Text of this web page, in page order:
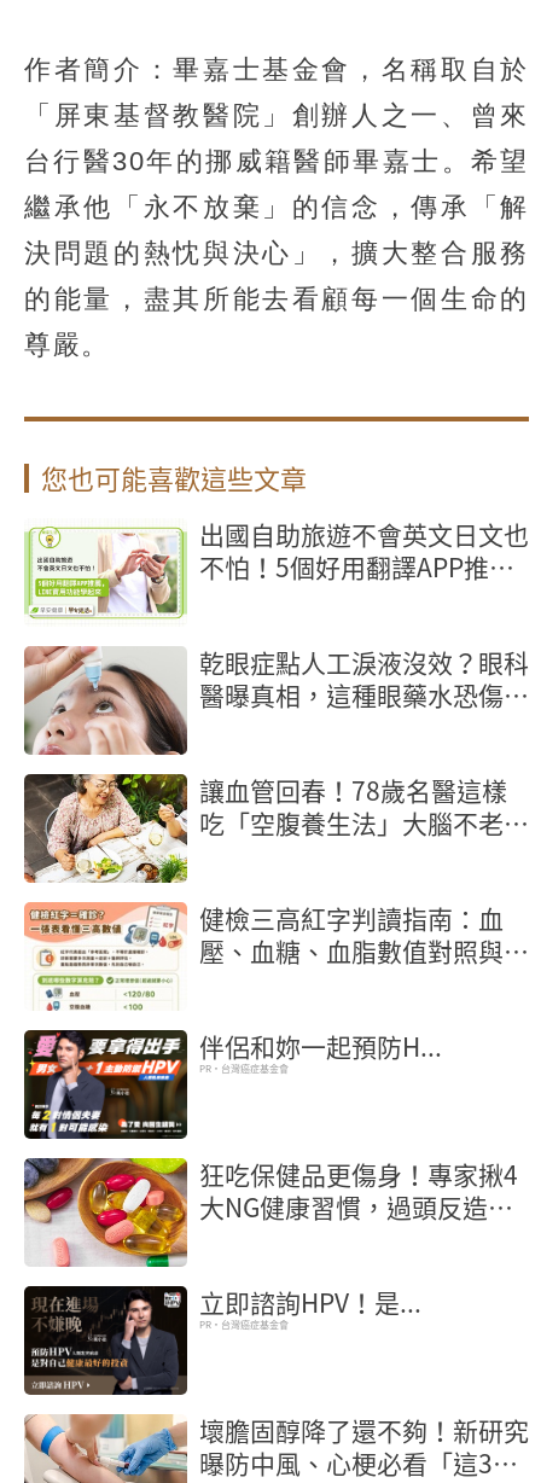
作者簡介：畢嘉士基金會，名稱取自於
「屏東基督教醫院」創辦人之一、曾來
台行醫30年的挪威籍醫師畢嘉士。希望
繼承他「永不放棄」的信念，傳承「解
決問題的熱忱與決心」，擴大整合服務
的能量，盡其所能去看顧每一個生命的
尊嚴。
您也可能喜歡這些文章
出國自助旅遊不會英文日文也
不怕！5個好用翻譯APP推
乾眼症點人工淚液沒效？眼科
醫曝真相，這種眼藥水恐傷角
讓血管回春！78歲名醫這樣
吃「空腹養生法」大腦不老又
健檢三高紅字判讀指南：血
壓、血糖、血脂數值對照與行
伴侶和妳一起預防H...
PR・台灣癌症基金會
狂吃保健品更傷身！專家揪4
大NG健康習慣，過頭反造成
立即諮詢HPV！是...
PR・台灣癌症基金會
壞膽固醇降了還不夠！新研究
曝防中風、心梗必看「這3